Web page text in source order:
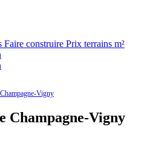
Faire construire Prix terrains m²
Champagne-Vigny
Champagne-Vigny